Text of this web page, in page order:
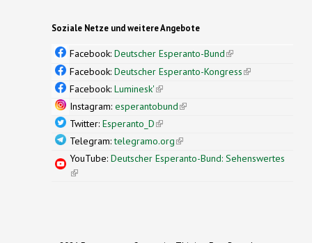
Soziale Netze und weitere Angebote
Facebook: Deutscher Esperanto-Bund(link is
external)
Facebook: Deutscher Esperanto-Kongress(link is
Facebook: Luminesk'(link is external)
Instagram: esperantobund(link is external)
Twitter: Esperanto_D(link is external)
Telegram:telegramo.org(link is external)
YouTube: Deutscher Esperanto-Bund: Sehenswertes
(link is external)